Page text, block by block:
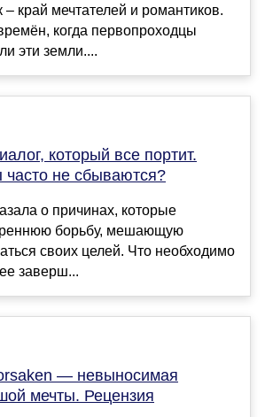
край мечтателей и романтиков.
когда первопроходцы
эти земли....
который все портит.
не сбываются?
о причинах, которые
борьбу, мешающую
своих целей. Что необходимо
заверш...
— невыносимая
мечты. Рецензия